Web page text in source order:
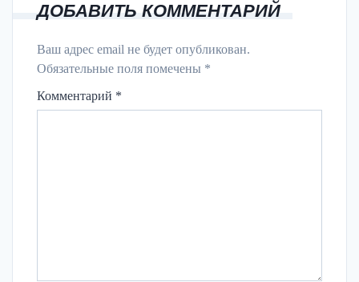
ДОБАВИТЬ КОММЕНТАРИЙ
Ваш адрес email не будет опубликован.
Обязательные поля помечены *
Комментарий *